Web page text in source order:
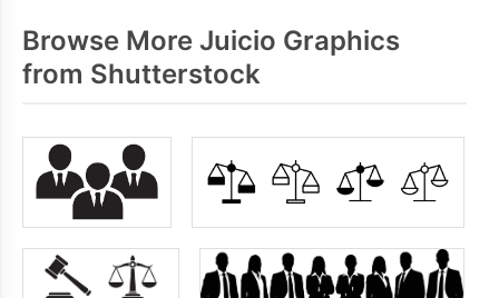
Browse More Juicio Graphics
from Shutterstock